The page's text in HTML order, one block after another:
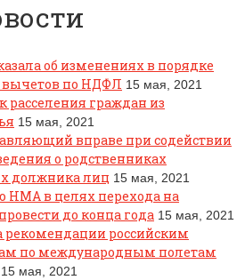
об изменениях в порядке
вычетов по НДФЛ 15 мая, 2021
расселения граждан из
15 мая, 2021
вправе при содействии
о родственниках
должника лиц 15 мая, 2021
НМА в целях перехода на
до конца года 15 мая, 2021
рекомендации российским
по международным полетам
15 мая, 2021